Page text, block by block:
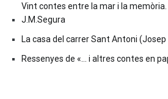
Vint contes entre la mar i la memòria.
J.M.Segura
La casa del carrer Sant Antoni (Josep
Ressenyes de «… i altres contes en